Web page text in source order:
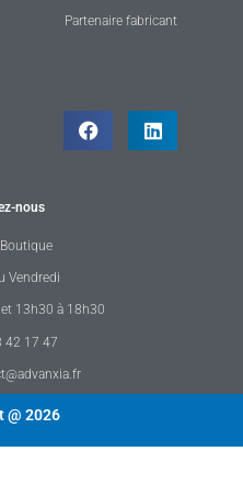
Partenaire fabricant
nous
Vendredi
13h30 à 18h30
42 17 47
@ 2026